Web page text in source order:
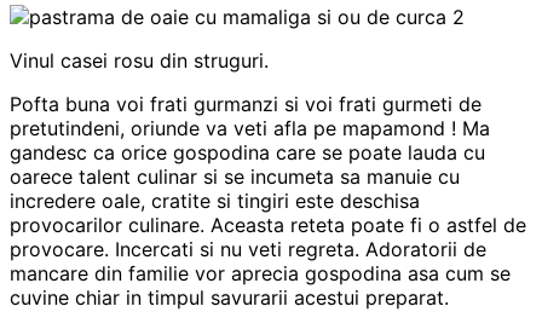
Vinul casei rosu din struguri.
Pofta buna voi frati gurmanzi si voi frati gurmeti de
pretutindeni, oriunde va veti afla pe mapamond ! Ma
gandesc ca orice gospodina care se poate lauda cu
oarece talent culinar si se incumeta sa manuie cu
incredere oale, cratite si tingiri este deschisa
provocarilor culinare. Aceasta reteta poate fi o astfel de
provocare. Incercati si nu veti regreta. Adoratorii de
mancare din familie vor aprecia gospodina asa cum se
cuvine chiar in timpul savurarii acestui preparat.